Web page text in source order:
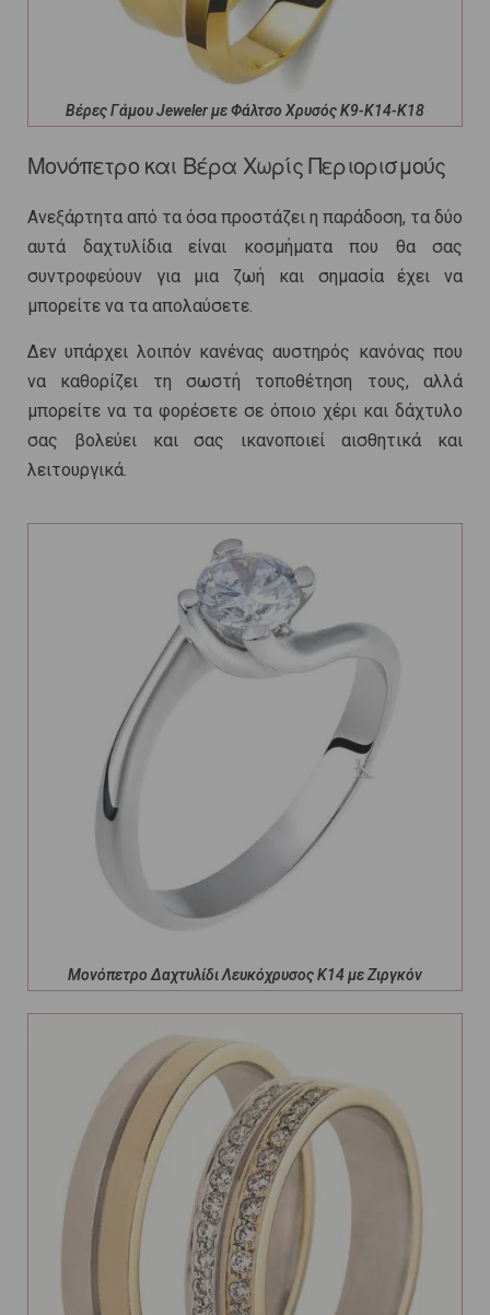
Βέρες Γάμου Jeweler με Φάλτσο Χρυσός Κ9-Κ14-Κ18
Μονόπετρο και Βέρα Χωρίς Περιορισμούς
Ανεξάρτητα από τα όσα προστάζει η παράδοση, τα δύο
αυτά δαχτυλίδια είναι κοσμήματα που θα σας
συντροφεύουν για μια ζωή και σημασία έχει να
μπορείτε να τα απολαύσετε.
Δεν υπάρχει λοιπόν κανένας αυστηρός κανόνας που
να καθορίζει τη σωστή τοποθέτηση τους, αλλά
μπορείτε να τα φορέσετε σε όποιο χέρι και δάχτυλο
σας βολεύει και σας ικανοποιεί αισθητικά και
λειτουργικά.
Μονόπετρο Δαχτυλίδι Λευκόχρυσος Κ14 με Ζιργκόν